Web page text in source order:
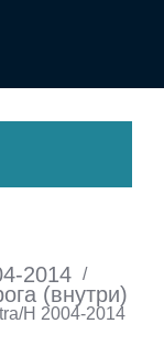
2014 /
(внутри)
H 2004-2014